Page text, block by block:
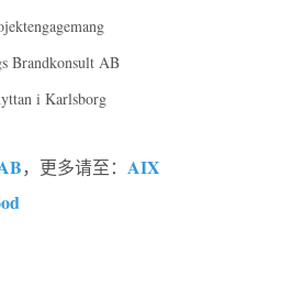
Brandkonsult AB
i Karlsborg
，更多请至： AIX